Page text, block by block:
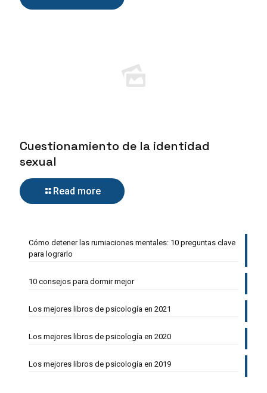
Cuestionamiento de la identidad
sexual
Read more
Cómo detener las rumiaciones mentales: 10 preguntas clave
para lograrlo
10 consejos para dormir mejor
Los mejores libros de psicología en 2021
Los mejores libros de psicología en 2020
Los mejores libros de psicología en 2019